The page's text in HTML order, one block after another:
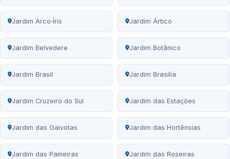
Jardim Arco‑Íris Jardim Ártico
Jardim Belvedere Jardim Botânico
Jardim Brasil Jardim Brasília
Jardim Cruzeiro do Sul Jardim das Estações
Jardim das Gaivotas Jardim das Hortênsias
Jardim das Paineiras Jardim das Roseiras